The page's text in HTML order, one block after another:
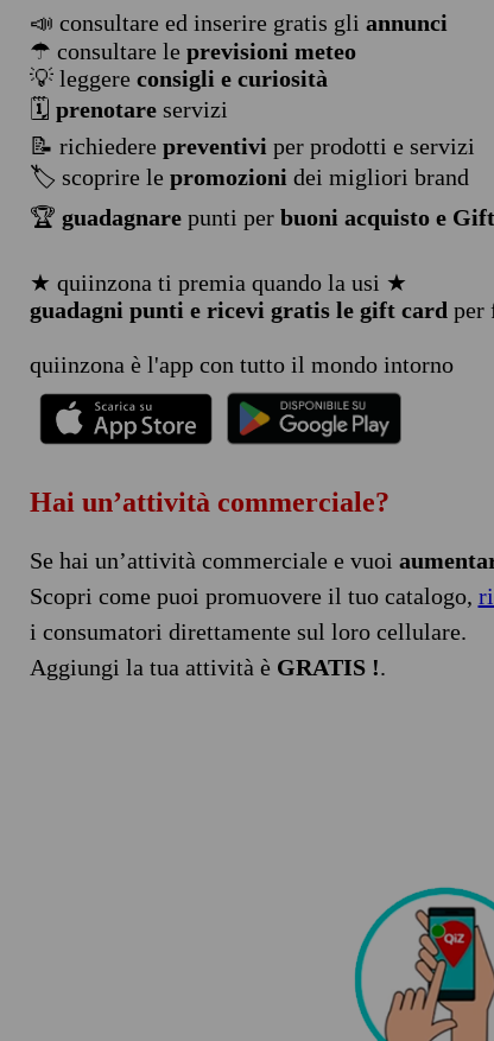
📣 consultare ed inserire gratis gli annunci
☂ consultare le previsioni meteo
💡 leggere consigli e curiosità
🗓️ prenotareservizi
📝 richiedere preventivi per prodotti e servizi
🏷️ scoprire le promozioni dei migliori brand
🏆 guadagnarepunti per buoni acquisto e
★ quiinzona ti premia quando la usi ★
guadagni punti e ricevi gratis le gift card per
quiinzona è l'app con tutto il mondo intorno
Hai un’attività commerciale?
Se hai un’attività commerciale e vuoi
Scopri come puoi promuovere il tuo catalogo,
i consumatori direttamente sul loro cellulare.
Aggiungi la tua attività è GRATIS !.